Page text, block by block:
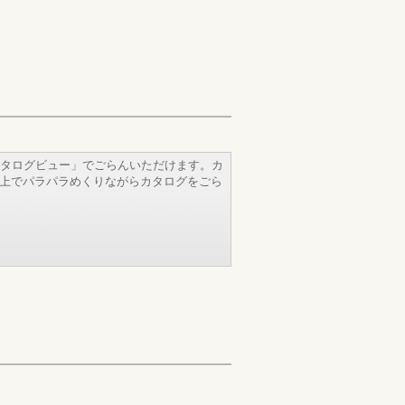
ログビュー」でごらんいただけます。カ
でパラパラめくりながらカタログをごら